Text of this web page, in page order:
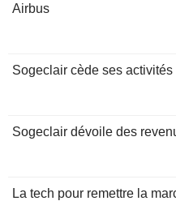
Airbus
Sogeclair cède ses
Sogeclair dévoile des
La tech pour remettre la